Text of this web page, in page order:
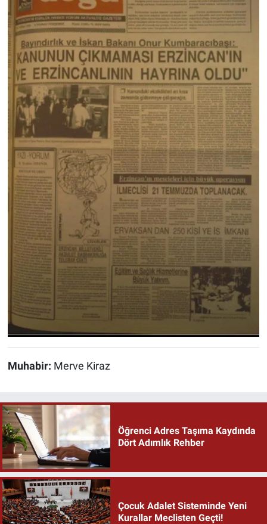
Muhabir: Merve Kiraz
Öğrenci Adres Taşıma Kaydında
Dört Adımlık Rehber
Çocuk Adalet Sisteminde Yeni
Kurallar Meclisten Geçti!